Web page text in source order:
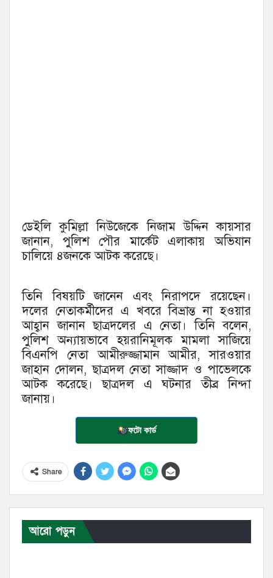
ডেইলি কুমিল্লা নিউজেকে নিজাম উদ্দিন কায়সার
জানান, পুলিশ পৌর মার্কেট এলাকায় অভিযান
চালিয়ে ৪জনকে আটক করেছে।
তিনি বিষয়টি জানেন এবং নিরাপদে রয়েছেন।
দলের নেতাকর্মীদের এ খবরে বিভ্রান্ত না হওয়ার
আহ্বান জানান ছাত্রদলের এ নেতা। তিনি বলেন,
পুলিশ অন্যায়ভাবে হয়রানিমূলক মামলা সাজিয়ে
বিএনপি নেতা আমীরুজ্জামান আমীর, সারওয়ার
জাহান দোলন, ছাত্রদল নেতা সাজ্জাদ ও পাভেলকে
আটক করেছে। ছাত্রদল এ ঘটনার তীব্র নিন্দা
জানায়।
ফটো কার্ড
Share
আরো পড়ুন